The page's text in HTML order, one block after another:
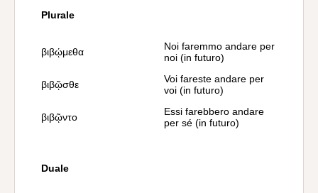
Plurale
βιβῴμεθα
Noi faremmo andare per
noi (in futuro)
βιβῷσθε
Voi fareste andare per
voi (in futuro)
βιβῷντο
Essi farebbero andare
per sé (in futuro)
Duale